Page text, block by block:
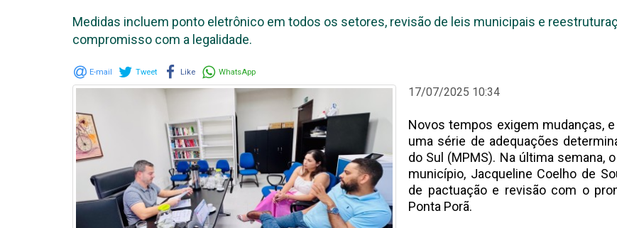
Medidas incluem ponto eletrônico em todos os setores, revisão de leis municipais e
compromisso com a legalidade.
E-mail Tweet Like WhatsApp
17/07/2025 10:34
Novos tempos exigem mudanças,
uma série de adequações
do Sul (MPMS). Na última semana,
município, Jacqueline Coelho de
de pactuação e revisão com o
Ponta Porã.